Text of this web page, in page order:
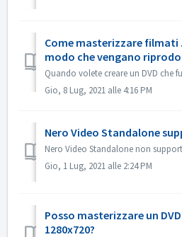
Come masterizzare filmati
modo che vengano
Gio, 8 Lug, 2021 alle 4:16 PM
Nero Video Standalone
Gio, 1 Lug, 2021 alle 2:24 PM
Posso masterizzare un
1280x720?